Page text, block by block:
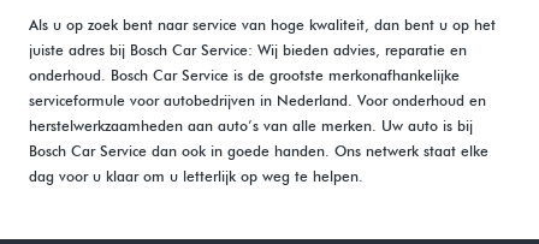
Als u op zoek bent naar service van hoge kwaliteit, dan bent u op het
juiste adres bij Bosch Car Service: Wij bieden advies, reparatie en
onderhoud. Bosch Car Service is de grootste merkonafhankelijke
serviceformule voor autobedrijven in Nederland. Voor onderhoud en
herstelwerkzaamheden aan auto’s van alle merken. Uw auto is bij
Bosch Car Service dan ook in goede handen. Ons netwerk staat elke
dag voor u klaar om u letterlijk op weg te helpen.